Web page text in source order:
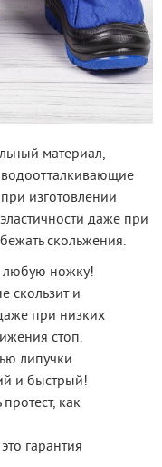
материал,
изготовлении
даже при
скольжения.
любую ножку!
скользит и
при низких
стоп.
липучки
и быстрый!
как
гарантия